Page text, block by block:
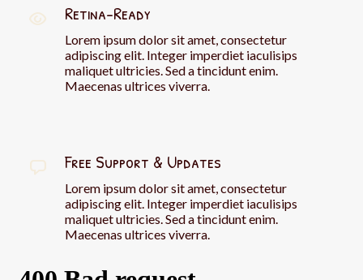
Retina-Ready
Lorem ipsum dolor sit amet, consectetur
adipiscing elit. Integer imperdiet iaculisips
maliquet ultricies. Sed a tincidunt enim.
Maecenas ultrices viverra.
Free Support & Updates
Lorem ipsum dolor sit amet, consectetur
adipiscing elit. Integer imperdiet iaculisips
maliquet ultricies. Sed a tincidunt enim.
Maecenas ultrices viverra.